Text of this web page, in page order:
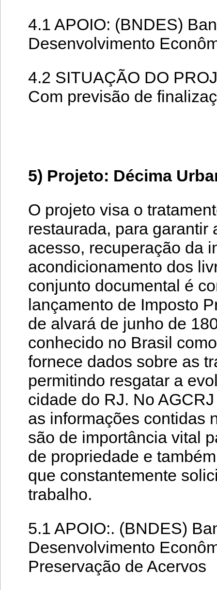
4.1 APOIO: (BNDES)
Desenvolvimento
4.2 SITUAÇÃO DO
Com previsão de
5) Projeto: Décima
O projeto visa o
restaurada, para garantir
acesso, recuperação da
acondicionamento dos
conjunto documental é
lançamento de Imposto
de alvará de junho de
conhecido no Brasil
fornece dados sobre as
permitindo resgatar a
cidade do RJ. No
as informações contidas
são de importância vital
de propriedade e
que constantemente
trabalho.
5.1 APOIO:. (BNDES)
Desenvolvimento
Preservação de Acervos